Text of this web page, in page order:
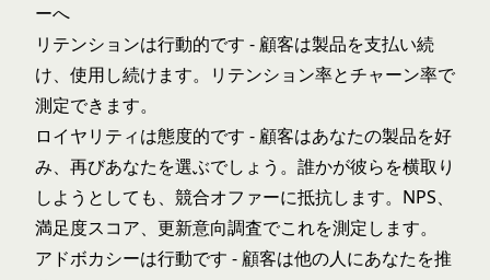
ーへ
リテンションは行動的です - 顧客は製品を支払い続
け、使用し続けます。リテンション率とチャーン率で
測定できます。
ロイヤリティは態度的です - 顧客はあなたの製品を好
み、再びあなたを選ぶでしょう。誰かが彼らを横取り
しようとしても、競合オファーに抵抗します。NPS、
満足度スコア、更新意向調査でこれを測定します。
アドボカシーは行動です - 顧客は他の人にあなたを推